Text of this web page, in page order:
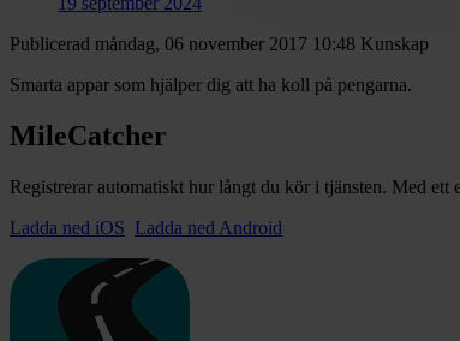
Publicerad måndag, 06 november 2017 10:48 Kunskap
Smarta appar som hjälper dig att ha koll på pengarna.
MileCatcher
Registrerar automatiskt hur långt du kör i tjänsten. Med
Ladda ned iOS Ladda ned Android